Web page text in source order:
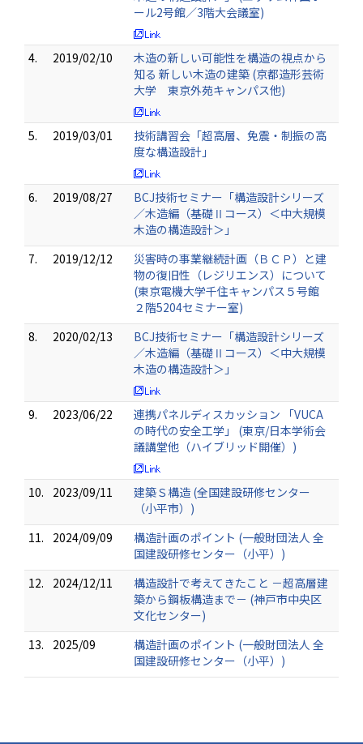
ール2号館／3階大会議室)
4. 2019/02/10
木造の新しい可能性を構造の視点から
知る 新しい木造の建築 (京都造形芸術
大学 東京外苑キャンパス他)
5. 2019/03/01
技術講習会「超高層、免震・制振の高
度な構造設計」
6. 2019/08/27
BCJ技術セミナー「構造設計シリーズ
／木造編（基礎Ⅱコース）＜中大規模
木造の構造設計＞」
7.
2019/12/12
災害時の事業継続計画（ＢＣＰ）と建
物の復旧性（レジリエンス）について
(東京電機大学千住キャンパス５号館
２階5204セミナー室)
8.
2020/02/13
BCJ技術セミナー「構造設計シリーズ
／木造編（基礎Ⅱコース）＜中大規模
木造の構造設計＞」
9. 2023/06/22
連携パネルディスカッション 「VUCA
の時代の安全工学」 (東京/日本学術会
議講堂他（ハイブリッド開催）)
10. 2023/09/11
建築Ｓ構造 (全国建設研修センター
（小平市）)
11.
2024/09/09
構造計画のポイント (一般財団法人 全
国建設研修センター（小平）)
12.
2024/12/11
構造設計で考えてきたこと －超高層建
築から鋼板構造まで－ (神戸市中央区
文化センター)
13.
2025/09
構造計画のポイント (一般財団法人 全
国建設研修センター（小平）)